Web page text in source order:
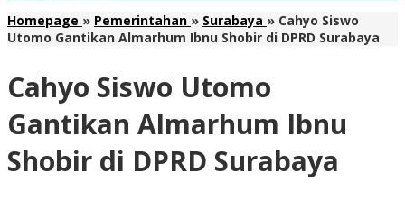
Homepage » Pemerintahan » Surabaya » Cahyo Siswo
Utomo Gantikan Almarhum Ibnu Shobir di DPRD Surabaya
Cahyo Siswo Utomo
Gantikan Almarhum Ibnu
Shobir di DPRD Surabaya